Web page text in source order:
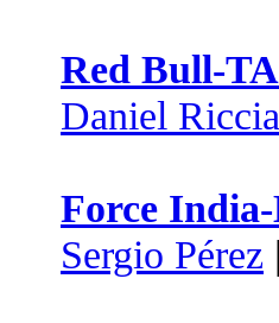
Red Bull-
Daniel
Force
Sergio Pérez |